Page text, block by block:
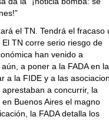
el TN. Tendrá el fracaso
TN corre serio riesgo de
han venido a
a poner a la FADA en la
a la FIDE y a las
a concurrir, la
Buenos Aires el magno
la FADA detalla los